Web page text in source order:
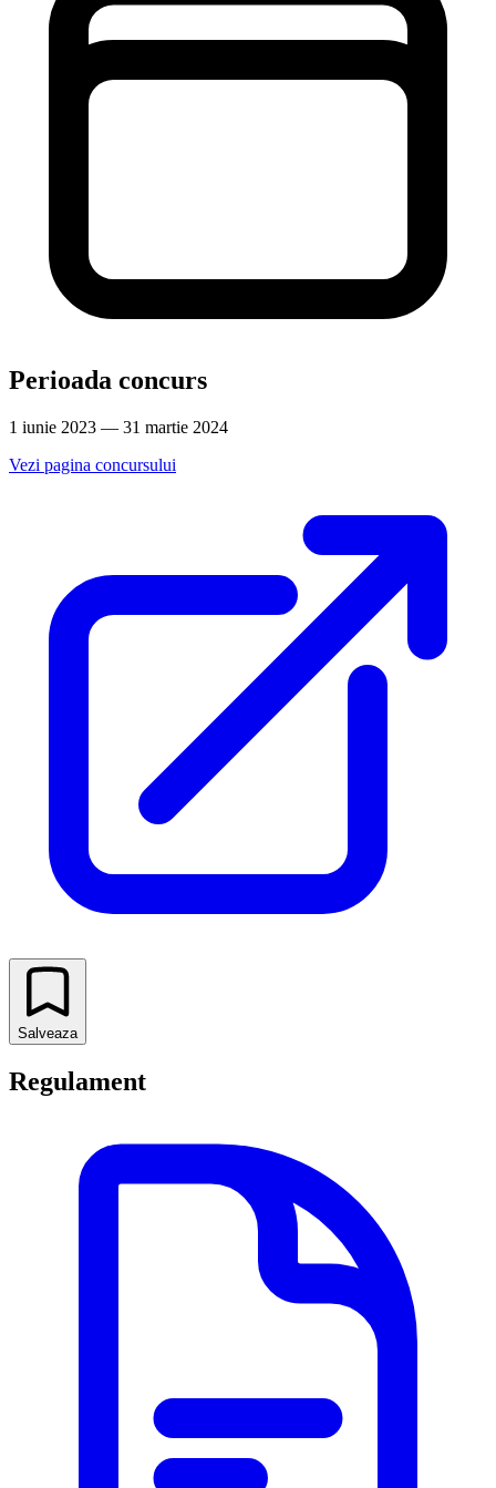
Perioada concurs
1 iunie 2023 — 31 martie 2024
Vezi pagina concursului
Salveaza
Regulament